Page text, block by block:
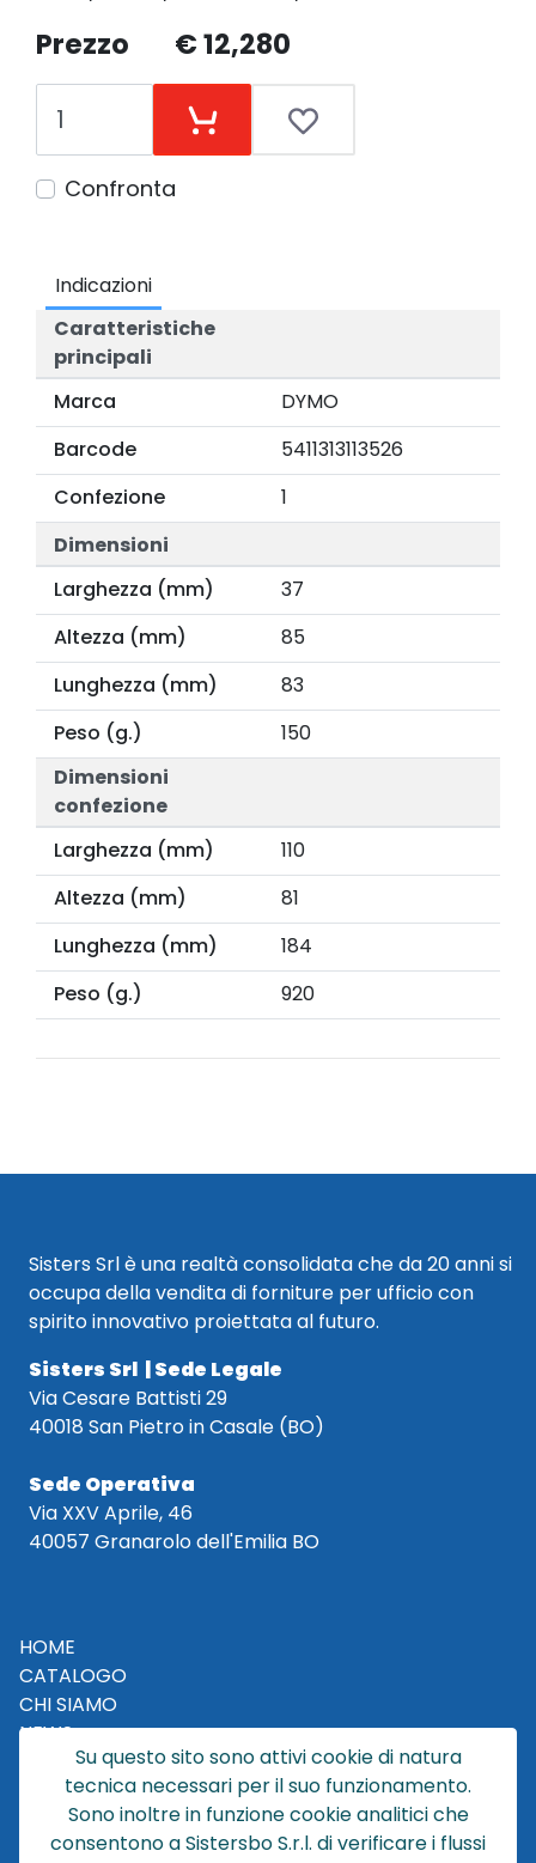
Prezzo € 12,280
Confronta
Indicazioni
Caratteristiche
principali
Marca
DYMO
Barcode
5411313113526
Confezione
1
Dimensioni
Larghezza (mm)
37
Altezza (mm)
85
Lunghezza (mm)
83
Peso (g.)
150
Dimensioni
confezione
Larghezza (mm)
110
Altezza (mm)
81
Lunghezza (mm)
184
Peso (g.)
920
Sisters Srl è una realtà consolidata che da 20 anni si
occupa della vendita di forniture per ufficio con
spirito innovativo proiettata al futuro.
Sisters Srl | Sede Legale
Via Cesare Battisti 29
40018 San Pietro in Casale (BO)
Sede Operativa
Via XXV Aprile, 46
40057 Granarolo dell'Emilia BO
HOME
CATALOGO
CHI SIAMO
NEWS
CONTATTACI
CONDIZIONI DI VENDITA
POLICY PRIVACY
Su questo sito sono attivi cookie di natura
tecnica necessari per il suo funzionamento.
Sono inoltre in funzione cookie analitici che
consentono a Sistersbo S.r.l. di verificare i flussi